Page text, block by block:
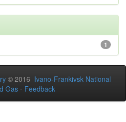
1
© 2016 Ivano-Frankivsk National
Gas - Feedback